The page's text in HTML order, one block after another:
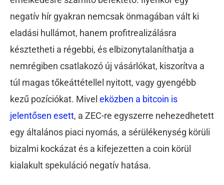
negatív hír gyakran nemcsak önmagában vált ki
eladási hullámot, hanem profitrealizálásra
késztetheti a régebbi, és elbizonytalaníthatja a
nemrégiben csatlakozó új vásárlókat, kiszorítva a
túl magas tőkeáttétellel nyitott, vagy gyengébb
kezű pozíciókat. Mivel eközben a bitcoin is
jelentősen esett, a ZEC-re egyszerre nehezedhetett
egy általános piaci nyomás, a sérülékenység körüli
bizalmi kockázat és a kifejezetten a coin körül
kialakult spekuláció negatív hatása.